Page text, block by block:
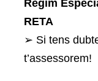
Règim
RETA
➢ Si tens
t’assessorem!